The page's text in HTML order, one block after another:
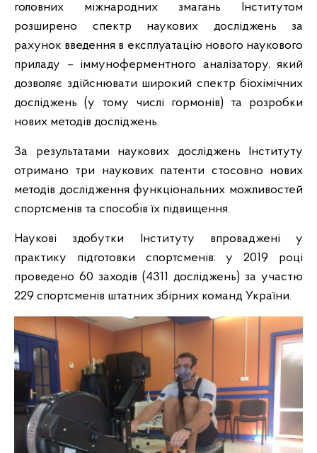
головних міжнародних змагань Інститутом
розширено спектр наукових досліджень за
рахунок введення в експлуатацію нового наукового
приладу – іммуноферментного аналізатору, який
дозволяє здійснювати широкий спектр біохімічних
досліджень (у тому числі гормонів) та розробки
нових методів досліджень.
За результатами наукових досліджень Інституту
отримано три наукових патенти стосовно нових
методів дослідження функціональних можливостей
спортсменів та способів їх підвищення.
Наукові здобутки Інституту впроваджені у
практику підготовки спортсменів: у 2019 році
проведено 60 заходів (4311 досліджень) за участю
229 спортсменів штатних збірних команд України.